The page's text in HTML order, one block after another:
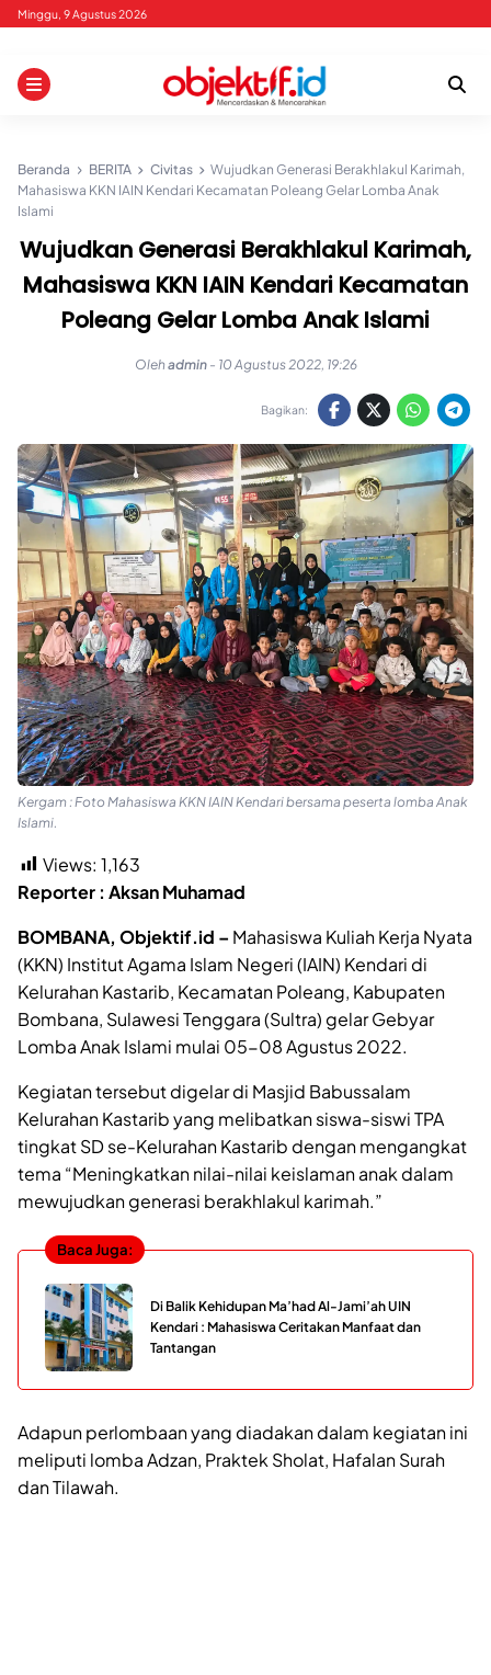
Skip
content
Minggu, 9 Agustus 2026
Beranda BERITA Civitas
Wujudkan Generasi Berakhlakul Karimah,
Mahasiswa KKN IAIN Kendari Kecamatan Poleang Gelar Lomba Anak
Islami
Wujudkan Generasi Berakhlakul Karimah,
Mahasiswa KKN IAIN Kendari Kecamatan
Poleang Gelar Lomba Anak Islami
Olehadmin - 10 Agustus 2022, 19:26
Bagikan:
Kergam : Foto Mahasiswa KKN IAIN Kendari bersama peserta lomba Anak
Islami.
Views: 1,163
Reporter : Aksan Muhamad
BOMBANA, Objektif.id – Mahasiswa Kuliah Kerja Nyata
(KKN) Institut Agama Islam Negeri (IAIN) Kendari di
Kelurahan Kastarib, Kecamatan Poleang, Kabupaten
Bombana, Sulawesi Tenggara (Sultra) gelar Gebyar
Lomba Anak Islami mulai 05-08 Agustus 2022.
Kegiatan tersebut digelar di Masjid Babussalam
Kelurahan Kastarib yang melibatkan siswa-siswi TPA
tingkat SD se-Kelurahan Kastarib dengan mengangkat
tema “Meningkatkan nilai-nilai keislaman anak dalam
mewujudkan generasi berakhlakul karimah.”
Baca Juga:
Di Balik Kehidupan Ma’had Al-Jami’ah UIN
Kendari : Mahasiswa Ceritakan Manfaat dan
Tantangan
Adapun perlombaan yang diadakan dalam kegiatan ini
meliputi lomba Adzan, Praktek Sholat, Hafalan Surah
dan Tilawah.